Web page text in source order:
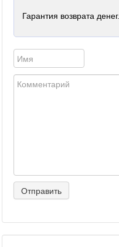
Гарантия возврата денег.